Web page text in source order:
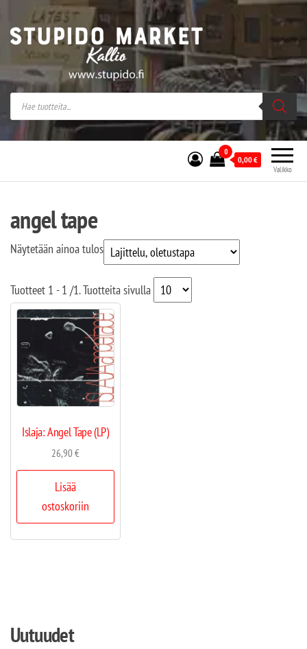
Stupido Market – verkossa ja kivijalassa
Stupido Market on vaihtoehtomusaan
erikoistunut verkko- sekä
kivijalkakauppa Helsingissä Kallion
sydämessä.
Valikko
0
0,00€
angel tape
Näytetään ainoa tulos
Tuotteet 1 - 1 /1. Tuotteita sivulla
Islaja: Angel Tape (LP)
26,90€
Lisää
ostoskoriin
Uutuudet